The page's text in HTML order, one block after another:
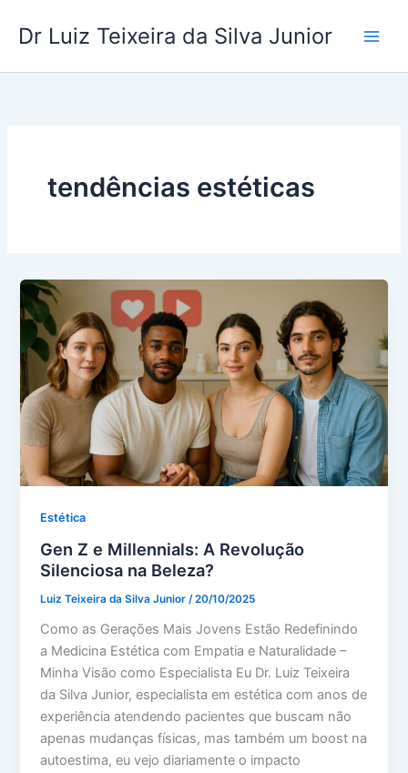
para
conteúdo
Dr Luiz Teixeira da Silva Junior
tendências estéticas
Estética
Gen Z e Millennials: A Revolução
Silenciosa na Beleza?
Luiz Teixeira da Silva Junior/20/10/2025
Como as Gerações Mais Jovens Estão Redefinindo
a Medicina Estética com Empatia e Naturalidade –
Minha Visão como Especialista Eu Dr. Luiz Teixeira
da Silva Junior, especialista em estética com anos de
experiência atendendo pacientes que buscam não
apenas mudanças físicas, mas também um boost na
autoestima, eu vejo diariamente o impacto